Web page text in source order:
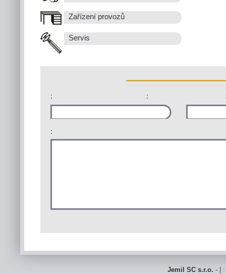
Zařízení provozů
Servis
: :
:
Jemil SC s.r.o. - |